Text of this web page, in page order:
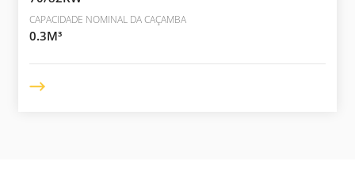
CAPACIDADE NOMINAL DA CAÇAMBA
0.3M³